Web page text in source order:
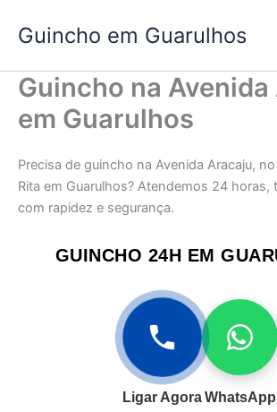
para
conteúdo
Guincho em Guarulhos
Guincho na
em Guarulhos
Precisa de guincho na Avenida Aracaju,
Rita em Guarulhos? Atendemos 24 horas,
com rapidez e segurança.
GUINCHO 24H EM
Ligar AgoraWhatsApp